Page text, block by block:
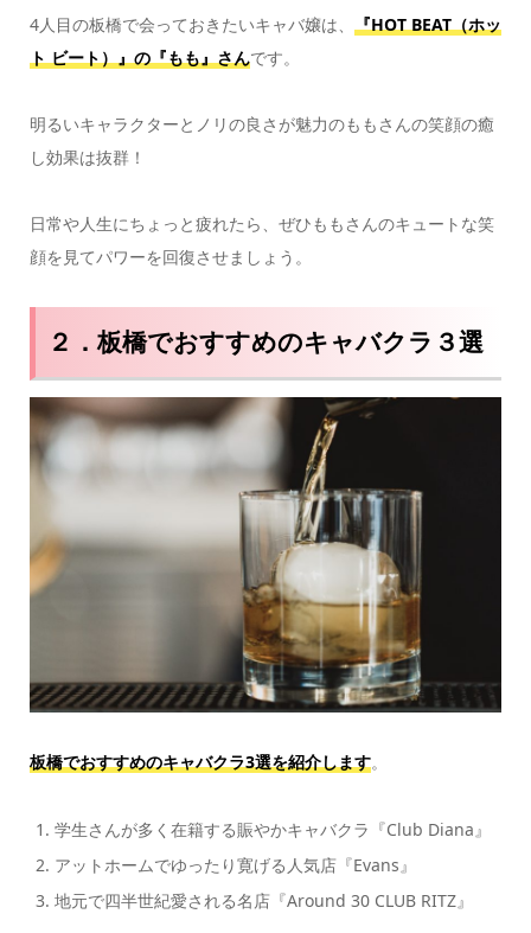
4人目の板橋で会っておきたいキャバ嬢は、 『HOT BEAT（ホッ
ト ビート）』の『もも』さんです。
明るいキャラクターとノリの良さが魅力のももさんの笑顔の癒
し効果は抜群！
日常や人生にちょっと疲れたら、ぜひももさんのキュートな笑
顔を見てパワーを回復させましょう。
２．板橋でおすすめのキャバクラ３選
板橋でおすすめのキャバクラ3選を紹介します。
学生さんが多く在籍する賑やかキャバクラ『Club Diana』
アットホームでゆったり寛げる人気店『Evans』
地元で四半世紀愛される名店『Around 30 CLUB RITZ』